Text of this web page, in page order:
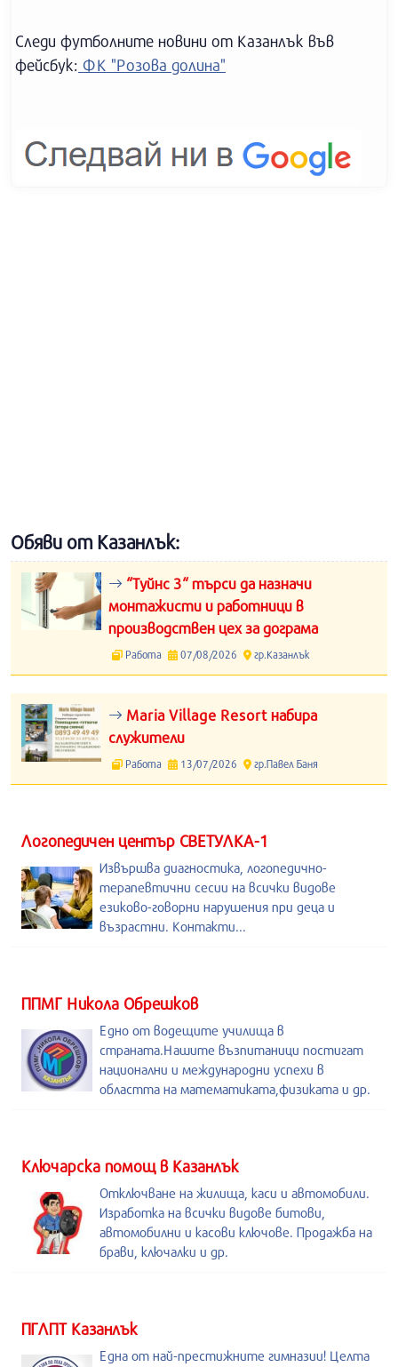
Следи футболните новини от Казанлък във
фейсбук: ФК "Розова долина"
Обяви от Казанлък:
“Туйнс 3“ търси да назначи
монтажисти и работници в
производствен цех за дограма
Работа 07/08/2026 гр.Казанлък
Maria Village Resort набира
служители
Работа 13/07/2026 гр.Павел Баня
Логопедичен център СВЕТУЛКА-1
Извършва диагностика, логопедично-
терапевтични сесии на всички видове
езиково-говорни нарушения при деца и
възрастни. Контакти...
ППМГ Никола Обрешков
Едно от водещите училища в
страната.Нашите възпитаници постигат
национални и международни успехи в
областта на математиката,физиката и др.
Kлючарска помощ в Казанлък
Отключване на жилища, каси и автомобили.
Изработка на всички видове битови,
автомобилни и касови ключове. Продажба на
брави, ключалки и др.
ПГЛПТ Казанлък
Една от най-престижните гимназии! Целта